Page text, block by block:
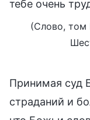
тебе очень
(Слово, том
Принимая суд
страданий и